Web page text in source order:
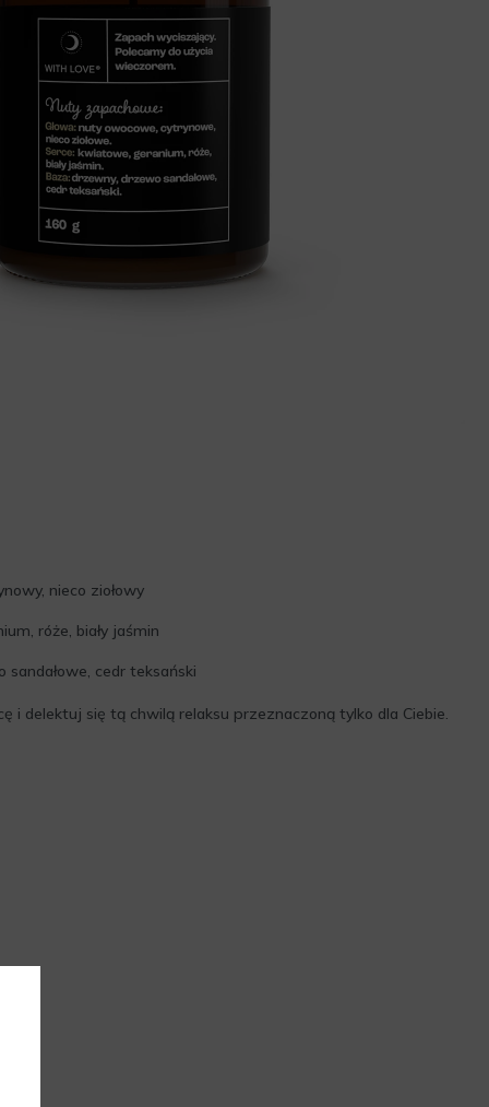
nieco ziołowy
róże, biały jaśmin
cedr teksański
i delektuj się tą chwilą relaksu przeznaczoną tylko dla Ciebie.